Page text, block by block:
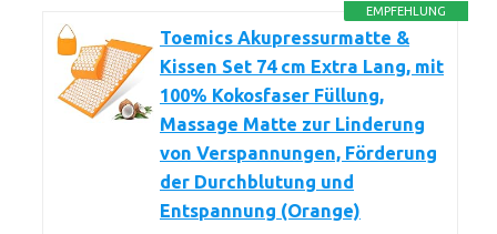
EMPFEHLUNG
Toemics Akupressurmatte &
Kissen Set 74 cm Extra Lang, mit
100% Kokosfaser Füllung,
Massage Matte zur Linderung
von Verspannungen, Förderung
der Durchblutung und
Entspannung (Orange)